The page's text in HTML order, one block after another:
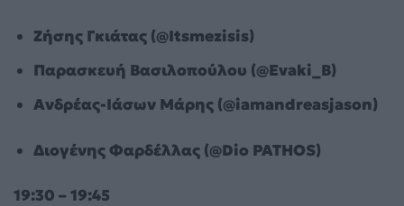
Ζήσης Γκιάτας (@Itsmezisis)
Παρασκευή Βασιλοπούλου (@Evaki_B)
Ανδρέας-Ιάσων Μάρης (@iamandreasjason)
Διογένης Φαρδέλλας (@Dio PATHOS)
19:30 – 19:45